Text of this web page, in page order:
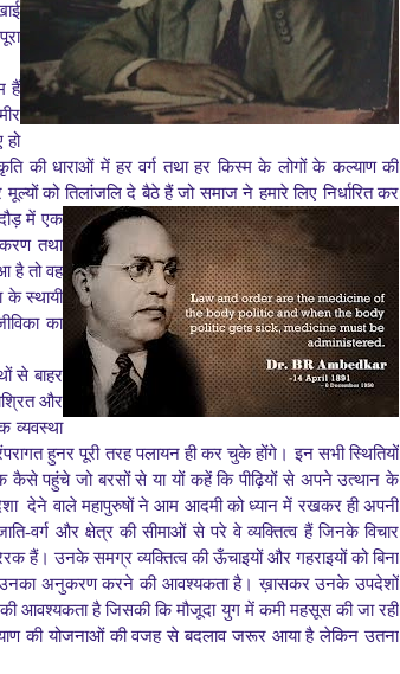
हैं
की धाराओं में हर वर्ग तथा हर किस्म के लोगोंके कल्याण की
को तिलांजलि दे बैठे हैं जो समाज ने हमारेलिए निर्धारित कर
में एक
तथा
है तो वह
केस्थायी
का
से बाहर
और
व्यवस्था
हुनर पूरी तरह पलायन ही कर चुकेहोंगे। इन सभी स्थितियों
कैसे पहुंचे जो बरसों से या यों कहें किपीढ़ियों से अपने उत्थान के
देने वालेमहापुरुषों ने आम आदमी को ध्यान में रखकर ही अपनी
वर्ग और क्षेत्र की सीमाओं से परे वे व्यक्तित्व हैं जिनके विचार
हैं। उनके समग्र व्यक्तित्व की ऊँचाइयों और गहराइयों को बिना
अनुकरण करने की आवश्यकता है। ख़ासकर उनके उपदेशों
आवश्यकता हैजिसकी कि मौजूदा युग में कमी महसूस की जा रही
की योजनाओं की वजह से बदलाव जरूर आया है लेकिन उतना